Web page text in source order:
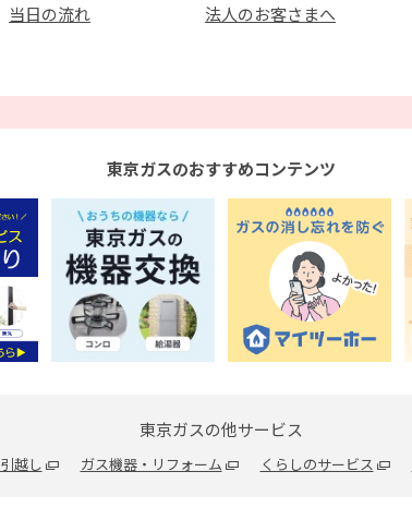
当日の流れ
法人のお客さまへ
東京ガスのおすすめコンテンツ
東京ガスの他サービス
引越し ガス機器・リフォーム くらしのサービス